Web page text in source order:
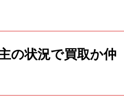
の状況で買取か仲